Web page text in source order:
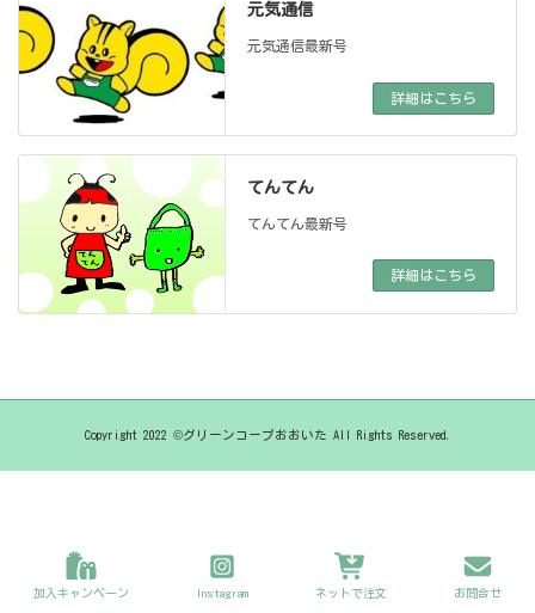
元気通信
元気通信最新号
詳細はこちら
てんてん
てんてん最新号
詳細はこちら
Copyright 2022 ©グリーンコープおおいた All Rights Reserved.
加入キャンペーン Instagram ネットで注文 お問合せ